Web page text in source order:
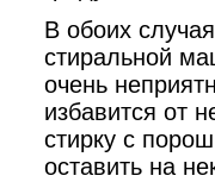
В обоих
стиральной
очень
избавится от
стирку с
оставить на